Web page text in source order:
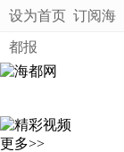
设为首页 订阅海
都报
更多>>